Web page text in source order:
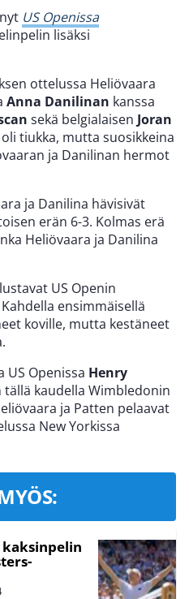
US Openissa
lisäksi
ottelussa Heliövaara
Anna Danilinan kanssa
sekä belgialaisen Joran
tiukka, mutta suosikkeina
ja Danilinan hermot
ja Danilina hävisivät
erän 6-3. Kolmas erä
Heliövaara ja Danilina
US Openin
ensimmäisellä
koville, mutta kestäneet
US Openissa Henry
tällä kaudella Wimbledonin
ja Patten pelaavat
New Yorkissa